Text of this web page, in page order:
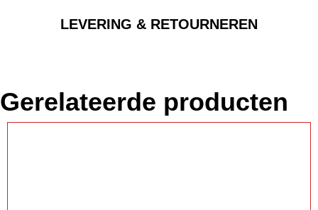
LEVERING & RETOURNEREN
Gerelateerde producten